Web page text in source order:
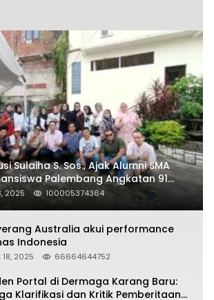
Sulaiha S. Sos., Ajak Alumni SMA
Palembang Angkatan 91
Bihalal
2025 100005374364
Australia akui performance
Indonesia
2025 66664644752
Portal di Dermaga Karang Baru:
Klarifikasi dan Kritik Pemberitaan